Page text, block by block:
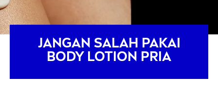
JANGAN SALAH PAKAI
BODY LOTION PRIA